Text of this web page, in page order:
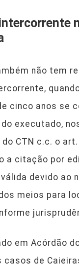
não tem
cinco anos se
executado,
CTN c.c. o
a citação por
devido ao
meios para
em Acórdão
casos de